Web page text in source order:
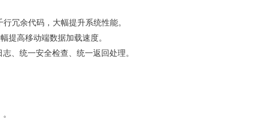
冗余代码，大幅提升系统性能。
提高移动端数据加载速度。
、统一安全检查、统一返回处理。